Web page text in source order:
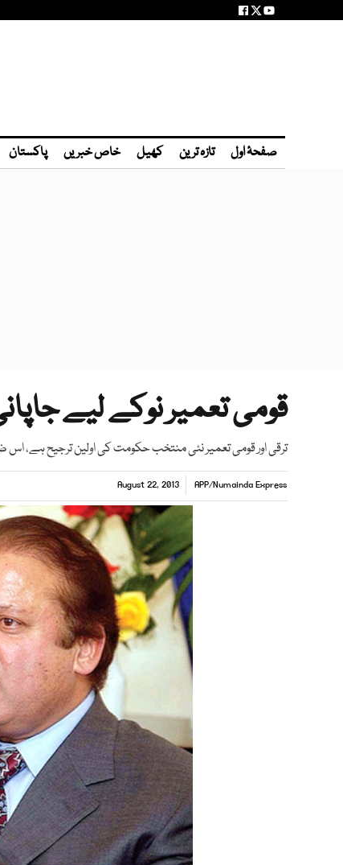
صفحۂ اول تازہ ترین کھیل خاص خبریں پاکستان
قومی تعمیر نوکے لیے
ترقی اور قومی تعمیر نئی منتخب حکومت کی اولین ترجیح ہے،
APP/Numainda Express
August 22, 2013